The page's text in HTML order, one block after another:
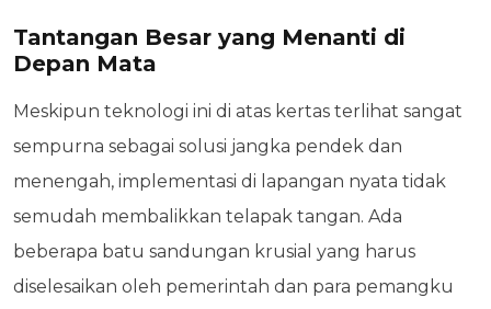
Tantangan Besar yang Menanti di
Depan Mata
Meskipun teknologi ini di atas kertas terlihat sangat
sempurna sebagai solusi jangka pendek dan
menengah, implementasi di lapangan nyata tidak
semudah membalikkan telapak tangan. Ada
beberapa batu sandungan krusial yang harus
diselesaikan oleh pemerintah dan para pemangku